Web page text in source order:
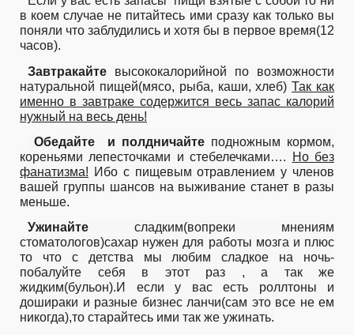
в коем случае не питайтесь ими сразу как только вы
поняли что заблудились и хотя бы в первое время(12
часов).
Завтракайте высококалорийной по возможности
натуральной пищей(мясо, рыба, каши, хлеб)Так как
именно в завтраке содержится весь запас калорий
нужный на весь день!
Обедайте
и полдничайте подножным кормом,
кореньями лепесточками и стебелечками….
Но без
фанатизма! Ибо с пищевым отравлением у членов
вашей группы шансов на выживание станет в разы
меньше.
Ужинайте сладким(вопреки мнениям
стоматологов)сахар нужен для работы мозга и плюс
то что с детства мы любим сладкое на ночь-
побалуйте себя в этот раз , а так же
жидким(бульон).И если у вас есть роллтоны и
дошираки и разные бизнес ланчи(сам это все не ем
никогда),то старайтесь ими так же ужинать.